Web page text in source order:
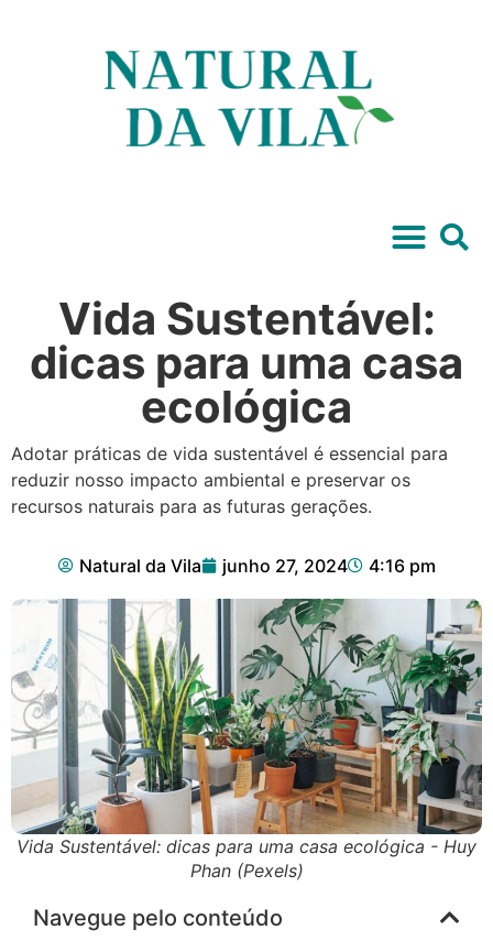
Vida Sustentável:
dicas para uma casa
ecológica
Adotar práticas de vida sustentável é essencial para
reduzir nosso impacto ambiental e preservar os
recursos naturais para as futuras gerações.
Natural da Vila junho 27, 2024 4:16 pm
Vida Sustentável: dicas para uma casa ecológica - Huy
Phan (Pexels)
Navegue pelo conteúdo